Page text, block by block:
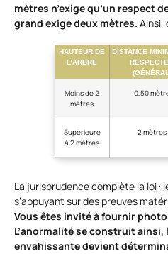
mètres n’exige qu’un respect
grand exige deux mètres. Ainsi,
HAUTEUR DE
L’ARBRE
DISTANCE
Moins de 2
mètres
0,50
Supérieure
à 2 mètres
2 mètres
La jurisprudence complète la loi :
s’appuyant sur des preuves
Vous êtes invité à fournir
L’anormalité se construit ainsi,
envahissante devient